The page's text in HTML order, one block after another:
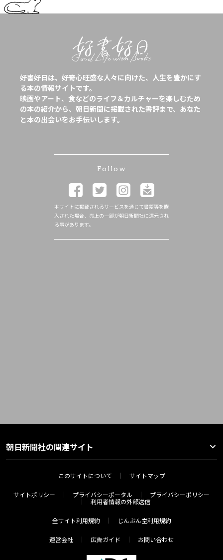
好書好日は、好奇心旺盛な人々に向けた、人生を豊かにす
る本の情報サイトです。
映画やアート、食などのライフ＆カルチャーを楽しむため
の本の紹介から、朝日新聞に掲載された書評まで、あなた
と本の出会いをお手伝いします。
Follow
本サイトに掲載されるサービスを通じて書籍等を購
入された場合、売上の一部が朝日新聞社に還元され
る事があります。
朝日新聞社の関連サイト
このサイトについて サイトマップ
サイトポリシー プライバシーポータル
プライバシーポリシー
利用者情報の外部送信
全サイト利用規約 じんぶん堂利用規約
運営会社 広告ガイド お問い合わせ